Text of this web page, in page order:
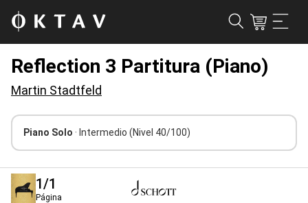
Reflection 3 Partitura (Piano)
Martin Stadtfeld
Piano Solo · Intermedio (Nivel 40/100)
1/1
Página